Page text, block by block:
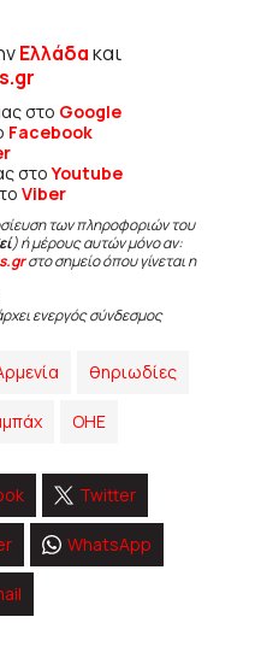
Ελλάδακαι
στο Google
Facebook
στοYoutube
Viber
των πληροφοριών του
) ή μέρους αυτών μόνο αν:
στο σημείο όπου γίνεται η
ενεργός σύνδεσμος
θηριωδίες
ΟΗΕ
Twitter
WhatsApp